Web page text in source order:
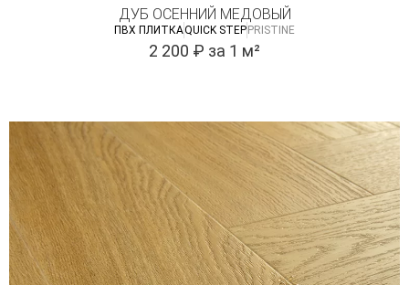
ДУБ ОCЕННИЙ МЕДОВЫЙ
ПВХ ПЛИТКАQUICK STEP PRISTINE
2 200 ₽ за 1 м²